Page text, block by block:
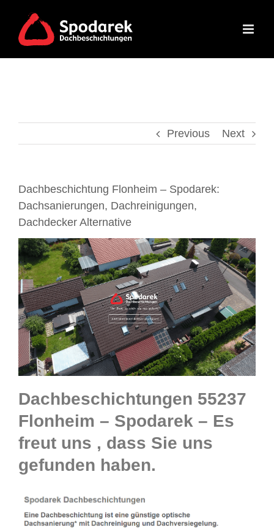
content
Previous Next
Dachbeschichtung Flonheim – Spodarek:
Dachsanierungen, Dachreinigungen,
Dachdecker Alternative
Dachbeschichtungen 55237
Flonheim – Spodarek – Es
freut uns , dass Sie uns
gefunden haben.